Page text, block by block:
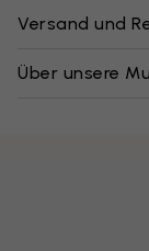
Versand und
Über unsere